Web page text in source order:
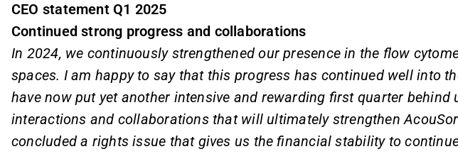
CEO statement Q1 2025
Continued strong progress and collaborations
In 2024, we continuously strengthened our presence in the flow
spaces. I am happy to say that this progress has continued well into
have now put yet another intensive and rewarding first quarter
interactions and collaborations that will ultimately strengthen
concluded a rights issue that gives us the financial stability to